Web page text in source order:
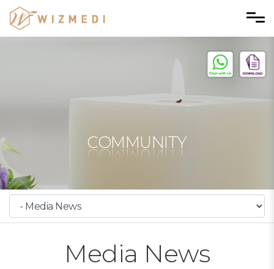
Skip to menu
COMMUNITY
Media News